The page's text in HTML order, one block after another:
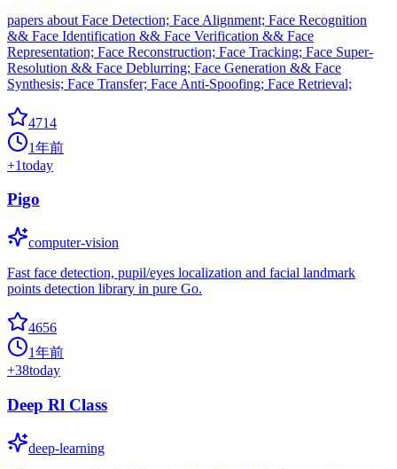
papers about Face Detection; Face Alignment; Face Recognition
&& Face Identification && Face Verification && Face
Representation; Face Reconstruction; Face Tracking; Face Super-
Resolution && Face Deblurring; Face Generation && Face
Synthesis; Face Transfer; Face Anti-Spoofing; Face Retrieval;
4714
1年前
+1today
Pigo
computer-vision
Fast face detection, pupil/eyes localization and facial landmark
points detection library in pure Go.
4656
1年前
+38today
Deep Rl Class
deep-learning